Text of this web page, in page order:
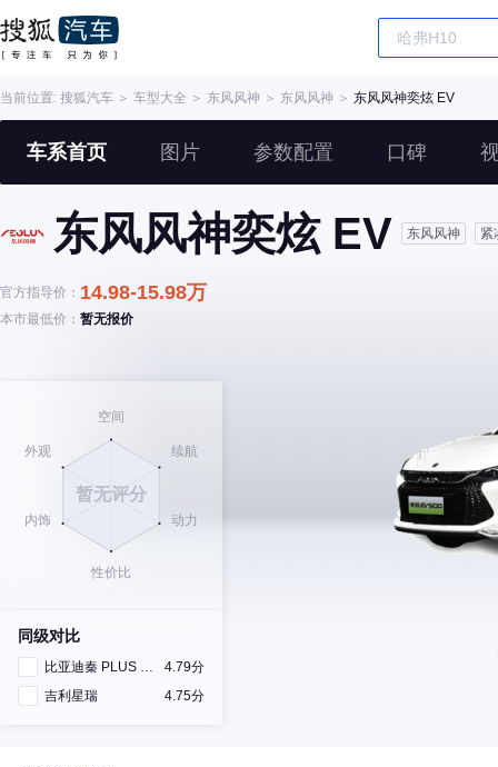
当前位置: 搜狐汽车 ＞ 车型大全 ＞ 东风风神 ＞ 东风风神 ＞ 东风风神奕炫 EV
车系首页 图片 参数配置 口碑
东风风神奕炫 EV 东风风神 紧
官方指导价： 14.98-15.98万
本市最低价： 暂无报价
同级对比
比亚迪秦 PLUS DM-i
4.79分
吉利星瑞
4.75分